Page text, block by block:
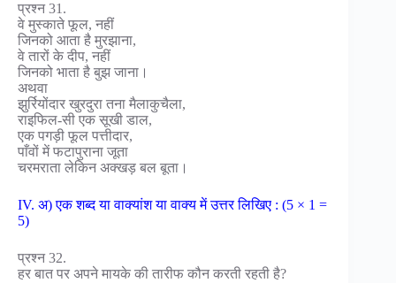
प्रश्न 31.
वे मुस्काते फूल, नहीं
जिनको आता है मुरझाना,
वे तारों के दीप, नहीं
जिनको भाता है बुझ जाना।
अथवा
झुर्रियोंदार खुरदुरा तना मैलाकुचैला,
राइफिल-सी एक सूखी डाल,
एक पगड़ी फूल पत्तीदार,
पाँवों में फटापुराना जूता
चरमराता लेकिन अक्खड़ बल बूता।
IV. अ) एक शब्द या वाक्यांश या वाक्य में उत्तर लिखिए : (5 × 1 =
5)
प्रश्न 32.
हर बात पर अपने मायके की तारीफ कौन करती रहती है?